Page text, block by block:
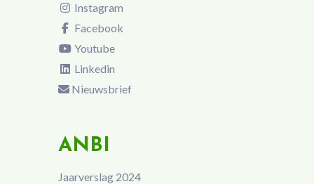
Instagram
Facebook
Youtube
Linkedin
Nieuwsbrief
ANBI
Jaarverslag 2024